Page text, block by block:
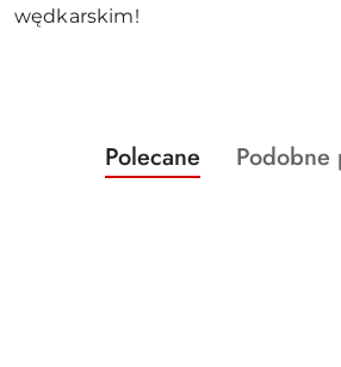
wędkarskim!
Pomiń karuzelę produktów
Produkty
o
Polecane
Produkty
Podobne